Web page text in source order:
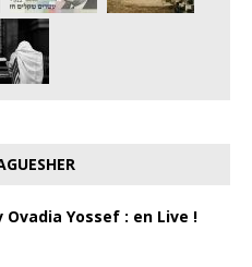
Ovadia Yossef : en Live !